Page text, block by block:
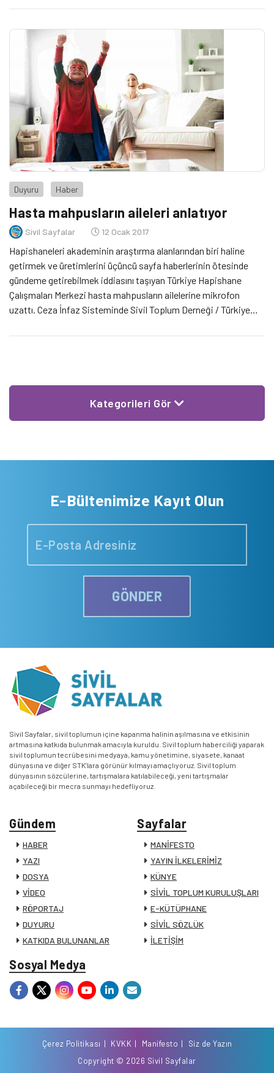
toplama kampı prosedürü olduğunu belirterek, “Doğrudan
siyasi kimliği hedef alan bir uygulamadır. İnsan objektif olarak
onursal bir varlıktır, gündelik yaşamda insanlar bel kemiği
üzerinde yürürler ama ruhsal olarak hapishane gibi yerlerde
insanı ayakta tutan şey, insanın onurudur. Buna benzer
nedenlerden dolayı hiç kimse gönüllü olarak bu elbiseyi giymek
istemez.” diyor.
Duyuru Haber
Hasta mahpusların aileleri anlatıyor
Sivil Sayfalar 12 Ocak 2017
Hapishaneleri akademinin araştırma alanlarından biri haline
getirmek ve üretimlerini üçüncü sayfa haberlerinin ötesinde
gündeme getirebilmek iddiasını taşıyan Türkiye Hapishane
Çalışmaları Merkezi hasta mahpusların ailelerine mikrofon
uzattı. Ceza İnfaz Sisteminde Sivil Toplum Derneği / Türkiye
aileleriyle görüştü. Hasta mahpusların yakınları yaşadıklarını,
Kategorileri Gör
E-Bültenimize Kayıt Olun
GÖNDER
Sivil Sayfalar, sivil toplumun içine kapanma halinin aşılmasına ve etkisinin
artmasına katkıda bulunmak amacıyla kuruldu. Sivil toplum haberciliği yaparak
sivil toplumun tecrübesini medyaya, kamu yönetimine, siyasete, kanaat
dünyasına ve diğer STK’lara görünür kılmayı amaçlıyoruz. Sivil toplum
dünyasının sözcülerine, tartışmalara katılabileceği, yeni tartışmalar
açabileceği bir mecra sunmayı hedefliyoruz.
Gündem
HABER
YAZI
DOSYA
VİDEO
RÖPORTAJ
DUYURU
KATKIDA BULUNANLAR
Sayfalar
MANİFESTO
YAYIN İLKELERİMİZ
KÜNYE
SİVİL TOPLUM KURULUŞLARI
E-KÜTÜPHANE
SİVİL SÖZLÜK
İLETİŞİM
Sosyal Medya
Copyright © 2026 Sivil Sayfalar
Çerez Politikası KVKK Manifesto Siz de Yazın